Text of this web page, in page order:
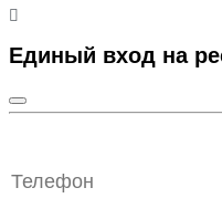
Единый вход на